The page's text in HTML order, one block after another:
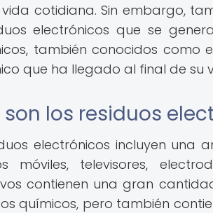
cotidiana. Sin embargo,
electrónicos que se
también conocidos como
que ha llegado al final de su
son los residuos
electrónicos incluyen una
móviles, televisores,
contienen una gran
químicos, pero también